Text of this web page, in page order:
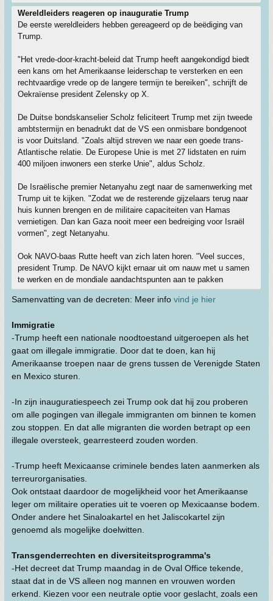
Wereldleiders reageren op inauguratie Trump
De eerste wereldleiders hebben gereageerd op de beëdiging van
Trump.
"Het vrede-door-kracht-beleid dat Trump heeft aangekondigd biedt
een kans om het Amerikaanse leiderschap te versterken en een
rechtvaardige vrede op de langere termijn te bereiken", schrijft de
Oekraïense president Zelensky op X.
De Duitse bondskanselier Scholz feliciteert Trump met zijn tweede
ambtstermijn en benadrukt dat de VS een onmisbare bondgenoot
is voor Duitsland. "Zoals altijd streven we naar een goede trans-
Atlantische relatie. De Europese Unie is met 27 lidstaten en ruim
400 miljoen inwoners een sterke Unie", aldus Scholz.
De Israëlische premier Netanyahu zegt naar de samenwerking met
Trump uit te kijken. "Zodat we de resterende gijzelaars terug naar
huis kunnen brengen en de militaire capaciteiten van Hamas
vernietigen. Dan kan Gaza nooit meer een bedreiging voor Israël
vormen", zegt Netanyahu.
Ook NAVO-baas Rutte heeft van zich laten horen. "Veel succes,
president Trump. De NAVO kijkt ernaar uit om nauw met u samen
te werken en de mondiale aandachtspunten aan te pakken
Samenvatting van de decreten: Meer info vind je hier
Immigratie
-Trump heeft een nationale noodtoestand uitgeroepen als het
gaat om illegale immigratie. Door dat te doen, kan hij
Amerikaanse troepen naar de grens tussen de Verenigde Staten
en Mexico sturen.
-In zijn inauguratiespeech zei Trump ook dat hij zou proberen
om alle pogingen van illegale immigranten om binnen te komen
zou stoppen. En dat alle migranten die worden betrapt op een
illegale oversteek, gearresteerd zouden worden.
-Trump heeft Mexicaanse criminele bendes laten aanmerken als
terreurorganisaties.
Ook ontstaat daardoor de mogelijkheid voor het Amerikaanse
leger om militaire operaties uit te voeren op Mexicaanse bodem.
Onder andere het Sinaloakartel en het Jaliscokartel zijn
genoemd als mogelijke doelwitten.
Transgenderrechten en diversiteitsprogramma's
-Het decreet dat Trump maandag in de Oval Office tekende,
staat dat in de VS alleen nog mannen en vrouwen worden
erkend. Kiezen voor een neutrale optie voor geslacht, zoals een